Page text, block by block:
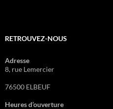
RETROUVEZ-NOUS
Adresse
8, rue Lemercier
76500 ELBEUF
Heures d’ouverture